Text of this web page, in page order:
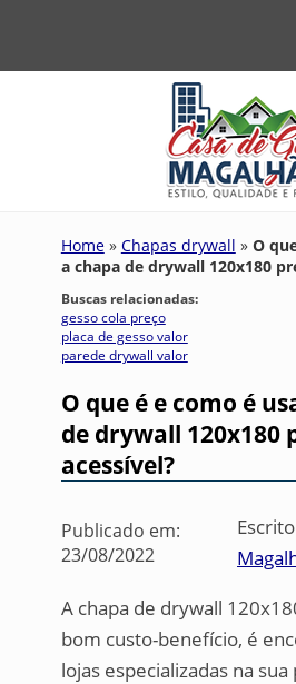
Home » Chapas drywall » O
a chapa de drywall 120x180
Buscas relacionadas:
gesso cola preço
placa de gesso valor
parede drywall valor
O que é e como é
de drywall 120x180
acessível?
Publicado em:
23/08/2022
A chapa de drywall
bom custo-benefício, é
lojas especializadas na